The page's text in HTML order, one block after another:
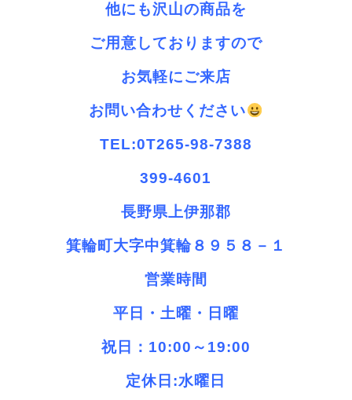
他にも沢山の商品を
ご用意しておりますので
お気軽にご来店
お問い合わせください
TEL:0T265-98-7388
399-4601
長野県上伊那郡
箕輪町大字中箕輪８９５８－１
営業時間
平日・ 土曜・日曜
祝日：10:00～19:00
定休日:水曜日